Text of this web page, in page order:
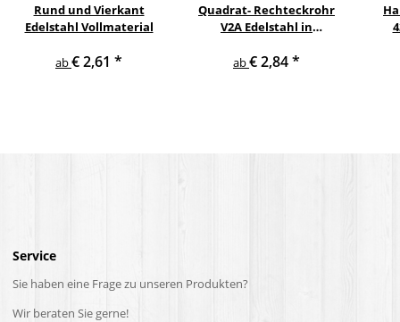
Rund und Vierkant
Edelstahl Vollmaterial
ab€ 2,61 *
Quadrat- Rechteckrohr
V2A Edelstahl in
Querschnitten und
ab€ 2,84*
Service
Sie haben eine Frage zu unseren Produkten?
Wir beraten Sie gerne!